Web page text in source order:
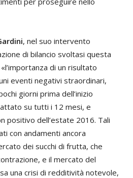
, nel suo intervento
di bilancio svoltasi questa
di un risultato
eventi negativi straordinari,
giorni prima dell’inizio
su tutti i 12 mesi, e
positivo dell’estate 2016. Tali
con andamenti ancora
dei succhi di frutta, che
e il mercato del
una crisi di redditività notevole,